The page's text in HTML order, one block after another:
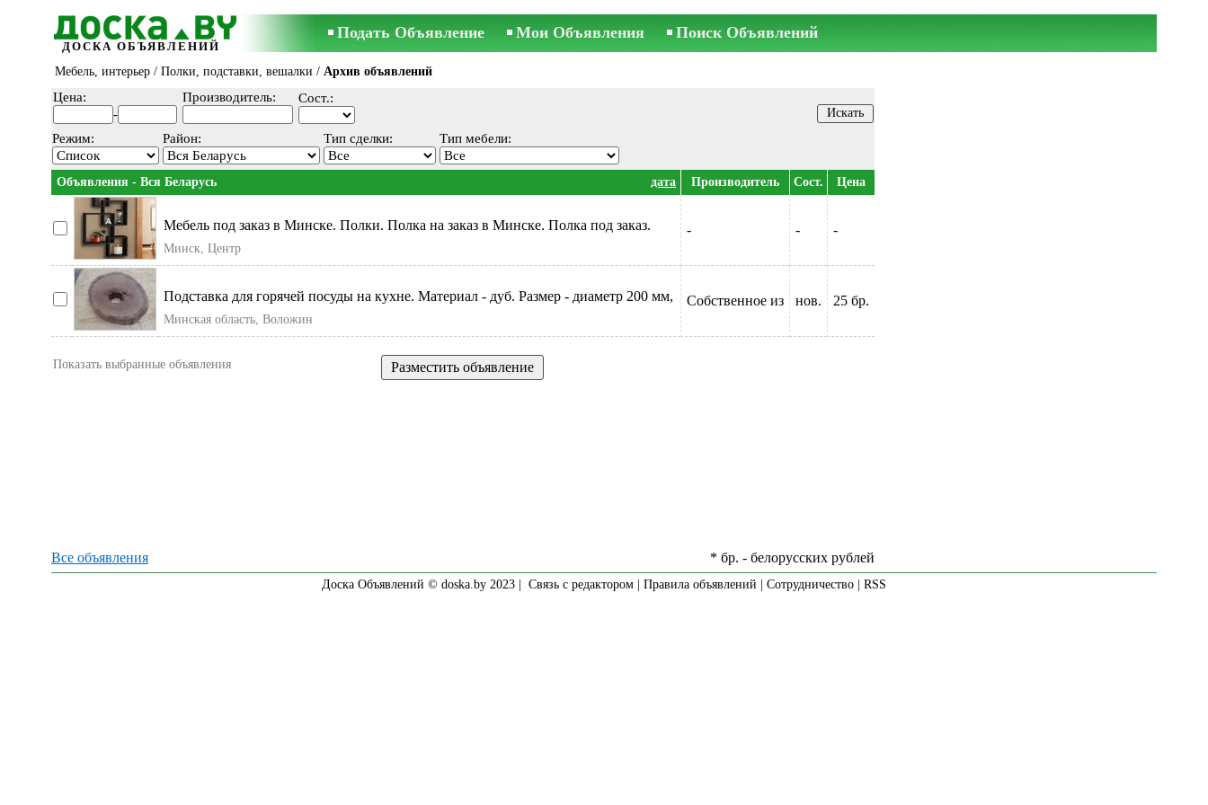
ДОСКА ОБЪЯВЛЕНИЙ
Подать Объявление Мои Объявления Поиск Объявлений
Мебель, интерьер / Полки, подставки, вешалки / Архив объявлений
Цена:
-
Производитель: Сост.:
Режим: Район: Тип сделки: Тип мебели:
Объявления - Вся Беларусь дата Производитель Сост. Цена
Мебель под заказ в Минске. Полки. Полка на заказ в Минске. Полка под заказ.
Полка настен
Минск, Центр
- - -
Подставка для горячей посуды на кухне. Материал - дуб. Размер - диаметр 200 мм,
толщина
Минская область, Воложин
Собственное из нов. 25 бр.
Показать выбранные объявления
Все объявления * бр. - белорусских рублей
Доска Объявлений © doska.by 2023 | Связь с редактором Правила объявлений Сотрудничество RSS